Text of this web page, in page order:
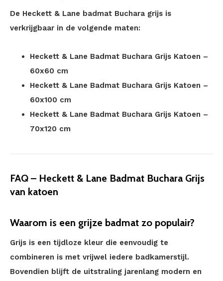
De Heckett & Lane badmat Buchara grijs is
verkrijgbaar in de volgende maten:
Heckett & Lane Badmat Buchara Grijs Katoen –
60x60 cm
Heckett & Lane Badmat Buchara Grijs Katoen –
60x100 cm
Heckett & Lane Badmat Buchara Grijs Katoen –
70x120 cm
FAQ – Heckett & Lane Badmat Buchara Grijs
van katoen
Waarom is een grijze badmat zo populair?
Grijs is een tijdloze kleur die eenvoudig te
combineren is met vrijwel iedere badkamerstijl.
Bovendien blijft de uitstraling jarenlang modern en